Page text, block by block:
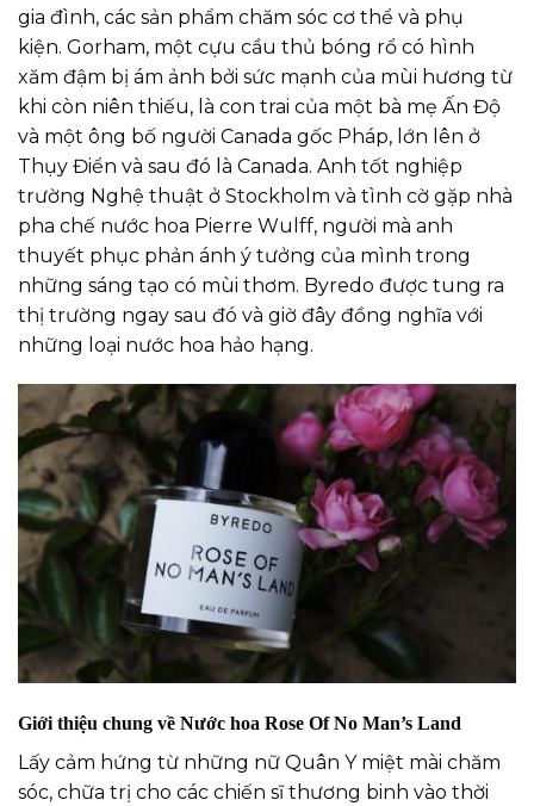
gia đình, các sản phẩm chăm sóc cơ thể và phụ
kiện. Gorham, một cựu cầu thủ bóng rổ có hình
xăm đậm bị ám ảnh bởi sức mạnh của mùi hương từ
khi còn niên thiếu, là con trai của một bà mẹ Ấn Độ
và một ông bố người Canada gốc Pháp, lớn lên ở
Thụy Điển và sau đó là Canada. Anh tốt nghiệp
trường Nghệ thuật ở Stockholm và tình cờ gặp nhà
pha chế nước hoa Pierre Wulff, người mà anh
thuyết phục phản ánh ý tưởng của mình trong
những sáng tạo có mùi thơm. Byredo được tung ra
thị trường ngay sau đó và giờ đây đồng nghĩa với
những loại nước hoa hảo hạng.
Giới thiệu chung về Nước hoa Rose Of No Man’s Land
Lấy cảm hứng từ những nữ Quân Y miệt mài chăm
sóc, chữa trị cho các chiến sĩ thương binh vào thời